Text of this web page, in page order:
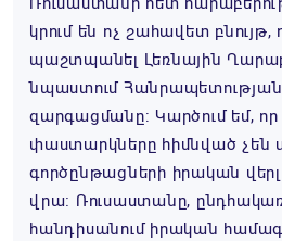
կրում են ոչ շահավետ բնույթ,
պաշտպանել Լեռնային
նպաստում
զարգացմանը: Կարծում եմ, որ
փաստարկները հիմնված չեն
գործընթացների իրական
վրա։ Ռուսաստանը,
հանդիսանում իրական